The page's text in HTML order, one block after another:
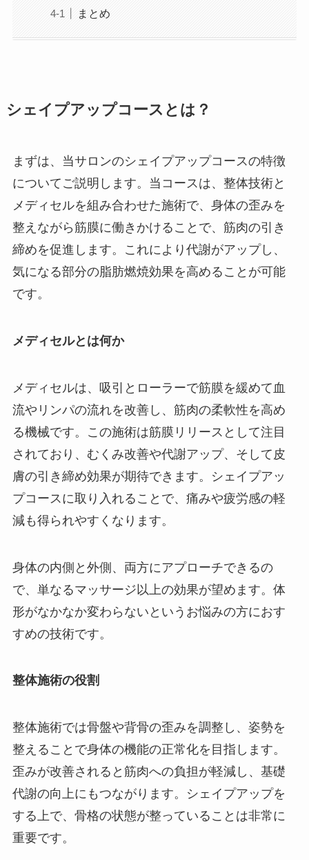
まとめ
シェイプアップコースとは？
まずは、当サロンのシェイプアップコースの特徴
についてご説明します。当コースは、整体技術と
メディセルを組み合わせた施術で、身体の歪みを
整えながら筋膜に働きかけることで、筋肉の引き
締めを促進します。これにより代謝がアップし、
気になる部分の脂肪燃焼効果を高めることが可能
です。
メディセルとは何か
メディセルは、吸引とローラーで筋膜を緩めて血
流やリンパの流れを改善し、筋肉の柔軟性を高め
る機械です。この施術は筋膜リリースとして注目
されており、むくみ改善や代謝アップ、そして皮
膚の引き締め効果が期待できます。シェイプアッ
プコースに取り入れることで、痛みや疲労感の軽
減も得られやすくなります。
身体の内側と外側、両方にアプローチできるの
で、単なるマッサージ以上の効果が望めます。体
形がなかなか変わらないというお悩みの方におす
すめの技術です。
整体施術の役割
整体施術では骨盤や背骨の歪みを調整し、姿勢を
整えることで身体の機能の正常化を目指します。
歪みが改善されると筋肉への負担が軽減し、基礎
代謝の向上にもつながります。シェイプアップを
する上で、骨格の状態が整っていることは非常に
重要です。